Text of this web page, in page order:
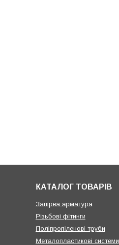
КАТАЛОГ ТОВАРІВ
Запірна арматура
Різьбові фітинги
Поліпропіленові труби
Металопластикові системи